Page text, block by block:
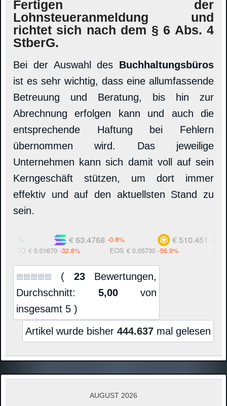
Fertigen der
Lohnsteueranmeldung und
richtet sich nach dem § 6 Abs. 4
StberG.
Bei der Auswahl des Buchhaltungsbüros
ist es sehr wichtig, dass eine allumfassende
Betreuung und Beratung, bis hin zur
Abrechnung erfolgen kann und auch die
entsprechende Haftung bei Fehlern
übernommen wird. Das jeweilige
Unternehmen kann sich damit voll auf sein
Kerngeschäft stützen, um dort immer
effektiv und auf den aktuellsten Stand zu
sein.
€ 510.451 -0.9%
€ 63.4768 -0.8%
EOS € 0.05730 -56.9%
€ 0.01670 -32.8%
( 23Bewertungen,
Durchschnitt: 5,00von
insgesamt 5 )
Artikel wurde bisher 444.637 mal gelesen
AUGUST 2026